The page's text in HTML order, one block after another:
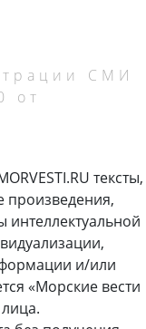
СМИ
от
тексты,
произведения,
интеллектуальной
и/или
«Морские вести